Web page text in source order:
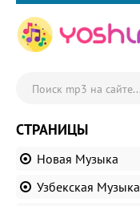
СТРАНИЦЫ
Новая Музыка
Узбекская Музыка